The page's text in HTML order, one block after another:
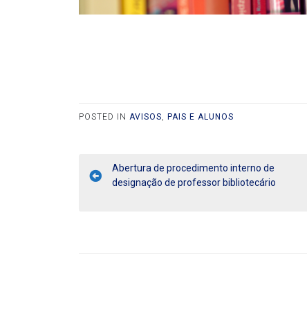
POSTED IN AVISOS, PAIS E ALUNOS
Abertura de procedimento interno de
designação de professor bibliotecário